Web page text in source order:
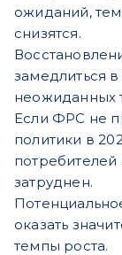
ожиданий,
снизятся.
замедлиться
неожиданных
Если ФРС не
политики в
затруднен.
оказать
темпы роста.